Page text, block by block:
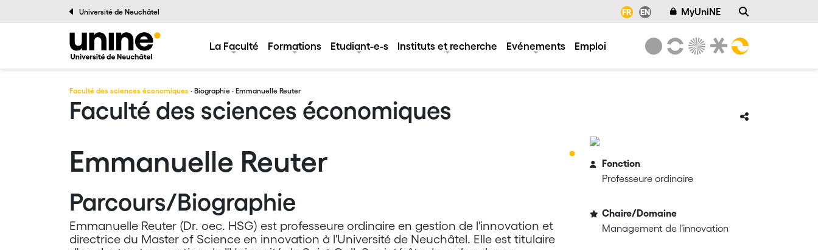
Université de Neuchâtel FR EN MyUniNE
La Faculté Formations Etudiant-e-s Instituts et recherche Evénements Emploi
Faculté des sciences économiques · Biographie · Emmanuelle Reuter
Faculté des sciences économiques
Emmanuelle Reuter
Parcours/Biographie
Emmanuelle Reuter (Dr. oec. HSG) est professeure ordinaire en gestion de l'innovation et
directrice du Master of Science en innovation à l'Université de Neuchâtel. Elle est titulaire
Fonction
Professeure ordinaire
Chaire/Domaine
Management de l’innovation